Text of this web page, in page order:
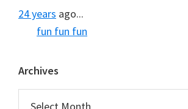
24 years ago...
fun fun fun
Archives